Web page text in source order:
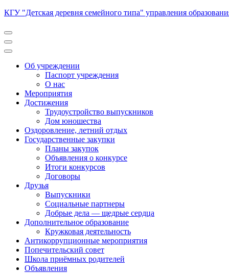
Перейти
содержимому
(нажмите
Enter)
КГУ "Детская деревня семейного типа" управления
Об учреждении
Паспорт учреждения
О нас
Мероприятия
Достижения
Трудоустройство выпускников
Дом юношества
Оздоровление, летний отдых
Государственные закупки
Планы закупок
Объявления о конкурсе
Итоги конкурсов
Договоры
Друзья
Выпускники
Социальные партнеры
Добрые дела — щедрые сердца
Дополнительное образование
Кружковая деятельность
Антикоррупционные мероприятия
Попечительский совет
Школа приёмных родителей
Объявления